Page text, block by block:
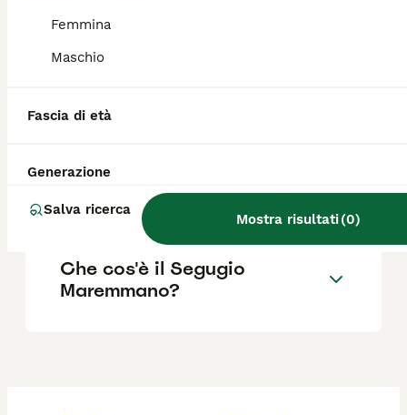
Femmina
Maschio
Fascia di età
Generazione
Salva ricerca
Mostra risultati(0)
dedizione al lavoro.
maremmano?
Qual è la taglia del Segugio
Maremmano grande?
Che cos'è il Segugio
Maremmano?